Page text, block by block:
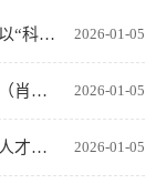
2026-01-05
高质量研究生课程教学设计探索与实践——以“科技论文写作”课程为例（汪彦婷）
2026-01-05
数学高层次拔尖人才的国际化培养模式探索（肖曼玉）
2026-01-05
航空发动机总师型实践性卓越工程师高层次人才培养体系研究（高文君）